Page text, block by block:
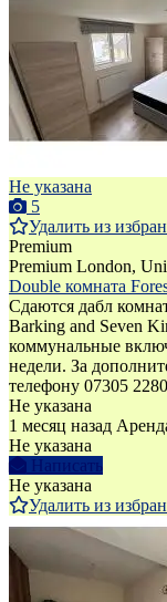
Не указана
5
Удалить из
Premium
Premium London,
Double комната
Сдаются дабл
Barking and Seven
коммунальные
недели. За
телефону 07305
Не указана
1 месяц назад
Не указана
Написать
Не указана
Удалить из